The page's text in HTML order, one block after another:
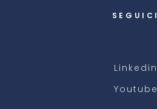
SEGUICI
Linkedin
Youtube